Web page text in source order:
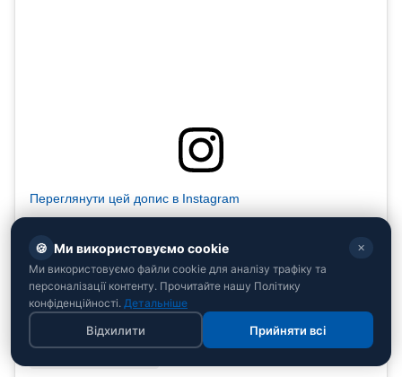
Переглянути цей допис в Instagram
🍪 Ми використовуємо cookie ✕
Ми використовуємо файли cookie для аналізу трафіку та
персоналізації контенту. Прочитайте нашу Політику
конфіденційності. Детальніше
Відхилити Прийняти всі